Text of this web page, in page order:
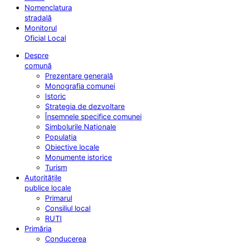
Nomenclatura
stradală
Monitorul
Oficial Local
Despre
comună
Prezentare generală
Monografia comunei
Istoric
Strategia de dezvoltare
Însemnele specifice comunei
Simbolurile Naționale
Populația
Obiective locale
Monumente istorice
Turism
Autoritățile
publice locale
Primarul
Consiliul local
RUTI
Primăria
Conducerea